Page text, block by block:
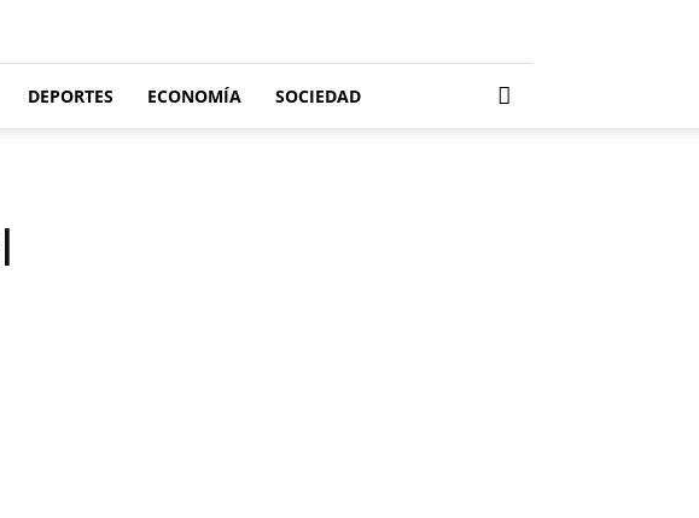
DEPORTES ECONOMÍA SOCIEDAD